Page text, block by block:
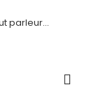
parleur...